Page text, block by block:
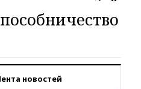
новостей